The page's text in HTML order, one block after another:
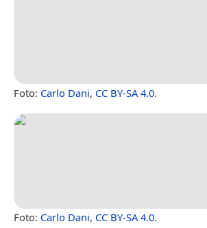
Foto: Carlo Dani, CC BY-SA 4.0.
Foto: Carlo Dani, CC BY-SA 4.0.